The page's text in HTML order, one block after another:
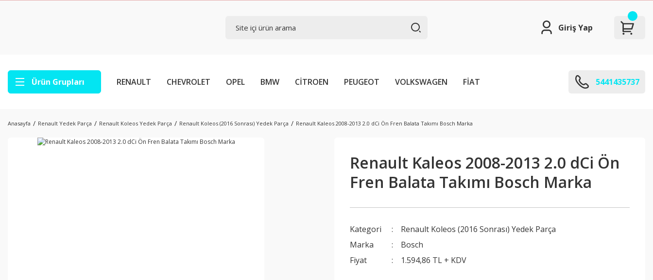
Giriş Yap
Ürün Grupları RENAULT CHEVROLET OPEL BMW CİTROEN PEUGEOT VOLKSWAGEN FİAT 5441435737
Anasayfa Renault Yedek Parça Renault Koleos Yedek Parça Renault Koleos (2016 Sonrası) Yedek Parça Renault Kaleos 2008-2013 2.0 dCi Ön Fren Balata Takımı Bosch Marka
Renault Kaleos 2008-2013 2.0 dCi Ön
Fren Balata Takımı Bosch Marka
Kategori
Renault Koleos (2016 Sonrası) Yedek Parça
Marka
Bosch
Fiyat
1.594,86 TL + KDV